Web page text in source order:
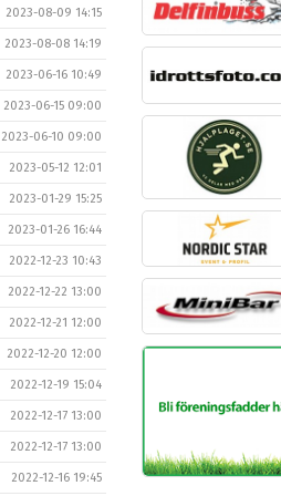
2023-08-09 14:15
2023-08-08 14:19
2023-06-16 10:49
2023-06-15 09:00
2023-06-10 09:00
2023-05-12 12:01
2023-01-29 15:25
2023-01-26 16:44
2022-12-23 10:43
2022-12-22 13:00
2022-12-21 12:00
2022-12-20 12:00
2022-12-19 15:04
2022-12-17 13:00
2022-12-17 13:00
2022-12-16 19:45